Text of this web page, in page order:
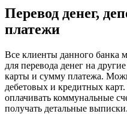
Перевод денег,
платежи
Все клиенты данного банка
для перевода денег на
карты и сумму платежа.
дебетовых и кредитных
оплачивать коммунальные
получать детальные выписки.